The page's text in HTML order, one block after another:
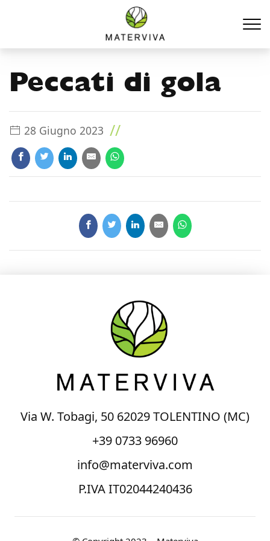
Peccati di gola
28 Giugno 2023 //
Via W. Tobagi, 50 62029 TOLENTINO (MC)
+39 0733 96960
info@materviva.com
P.IVA IT02044240436